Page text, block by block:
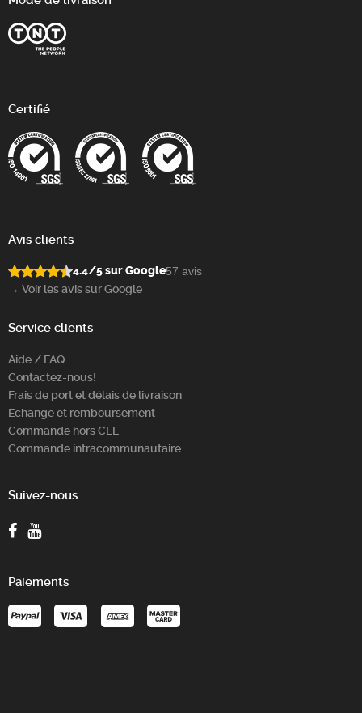
Certifié
Avis clients
4.4/5 sur Google57 avis
→ Voir les avis sur Google
Service clients
Aide / FAQ
Contactez-nous!
Frais de port et délais de livraison
Echange et remboursement
Commande hors CEE
Commande intracommunautaire
Suivez-nous
Paiements